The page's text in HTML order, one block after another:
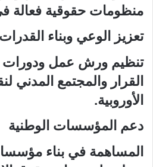
منظومات حقوقية فعالة
تعزيز الوعي وبناء القدرات
تنظيم ورش عمل ودورات
القرار والمجتمع المدني
الأوروبية.
دعم المؤسسات الوطنية
المساهمة في بناء